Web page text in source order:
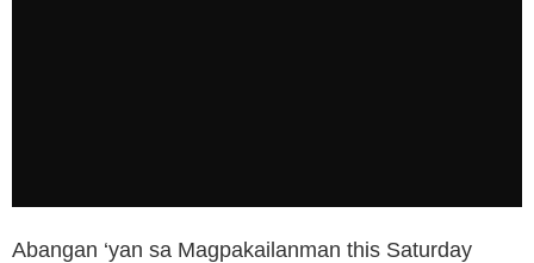
Abangan ‘yan sa Magpakailanman this Saturday